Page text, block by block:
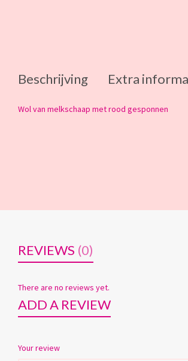
Beschrijving Extra
Wol van melkschaap met rood gesponnen
REVIEWS (0)
There are no reviews yet.
ADD A REVIEW
Your review